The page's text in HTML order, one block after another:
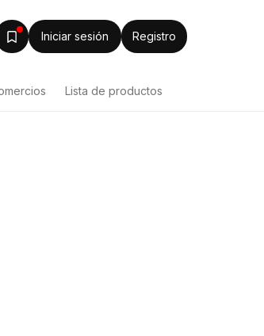
Iniciar sesión Registro
Lista de productos